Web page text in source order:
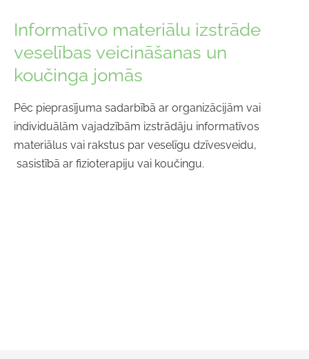
Informatīvo materiālu izstrāde
veselības veicināšanas un
koučinga jomās
Pēc pieprasījuma sadarbībā ar organizācijām vai
individuālām vajadzībām izstrādāju informatīvos
materiālus vai rakstus par veselīgu dzīvesveidu,
sasistībā ar fizioterapiju vai koučingu.